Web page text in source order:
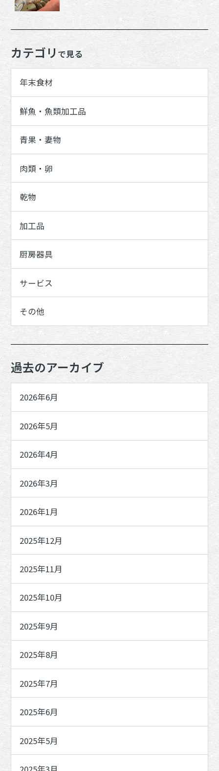
カテゴリ で見る
年末食材
鮮魚・魚類加工品
青果・妻物
肉類・卵
乾物
加工品
厨房器具
サービス
その他
過去のアーカイブ
2026年6月
2026年5月
2026年4月
2026年3月
2026年1月
2025年12月
2025年11月
2025年10月
2025年9月
2025年8月
2025年7月
2025年6月
2025年5月